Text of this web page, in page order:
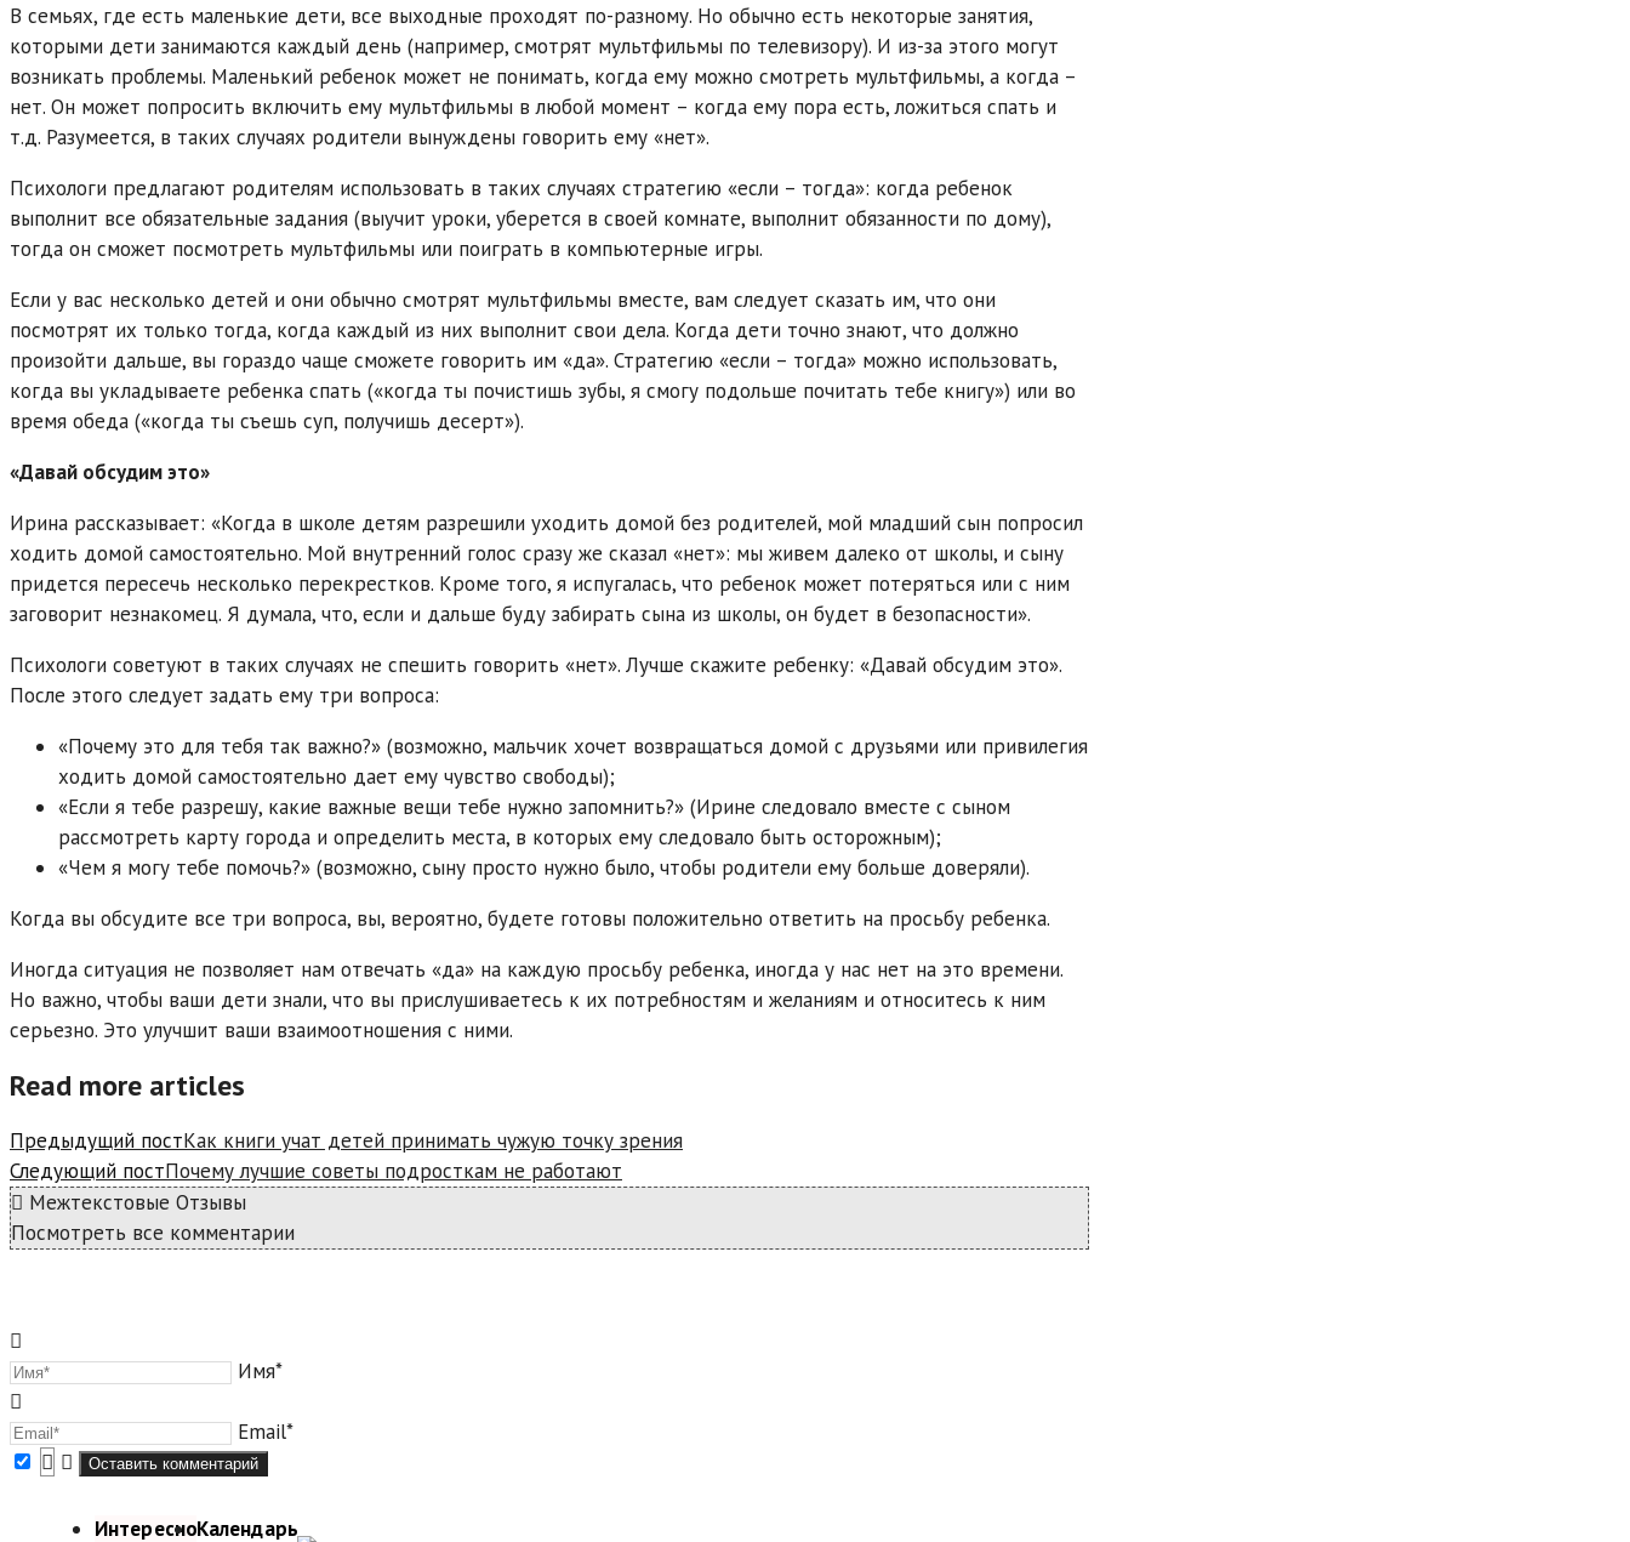
В семьях, где есть маленькие дети, все выходные проходят по-разному. Но обычно есть некоторые занятия,
которыми дети занимаются каждый день (например, смотрят мультфильмы по телевизору). И из-за этого могут
возникать проблемы. Маленький ребенок может не понимать, когда ему можно смотреть мультфильмы, а когда –
нет. Он может попросить включить ему мультфильмы в любой момент – когда ему пора есть, ложиться спать и
т.д. Разумеется, в таких случаях родители вынуждены говорить ему «нет».
Психологи предлагают родителям использовать в таких случаях стратегию «если – тогда»: когда ребенок
выполнит все обязательные задания (выучит уроки, уберется в своей комнате, выполнит обязанности по дому),
тогда он сможет посмотреть мультфильмы или поиграть в компьютерные игры.
Если у вас несколько детей и они обычно смотрят мультфильмы вместе, вам следует сказать им, что они
посмотрят их только тогда, когда каждый из них выполнит свои дела. Когда дети точно знают, что должно
произойти дальше, вы гораздо чаще сможете говорить им «да». Стратегию «если – тогда» можно использовать,
когда вы укладываете ребенка спать («когда ты почистишь зубы, я смогу подольше почитать тебе книгу») или во
время обеда («когда ты съешь суп, получишь десерт»).
«Давай обсудим это»
Ирина рассказывает: «Когда в школе детям разрешили уходить домой без родителей, мой младший сын попросил
ходить домой самостоятельно. Мой внутренний голос сразу же сказал «нет»: мы живем далеко от школы, и сыну
придется пересечь несколько перекрестков. Кроме того, я испугалась, что ребенок может потеряться или с ним
заговорит незнакомец. Я думала, что, если и дальше буду забирать сына из школы, он будет в безопасности».
Психологи советуют в таких случаях не спешить говорить «нет». Лучше скажите ребенку: «Давай обсудим это».
После этого следует задать ему три вопроса:
«Почему это для тебя так важно?» (возможно, мальчик хочет возвращаться домой с друзьями или привилегия
ходить домой самостоятельно дает ему чувство свободы);
«Если я тебе разрешу, какие важные вещи тебе нужно запомнить?» (Ирине следовало вместе с сыном
рассмотреть карту города и определить места, в которых ему следовало быть осторожным);
«Чем я могу тебе помочь?» (возможно, сыну просто нужно было, чтобы родители ему больше доверяли).
Когда вы обсудите все три вопроса, вы, вероятно, будете готовы положительно ответить на просьбу ребенка.
Иногда ситуация не позволяет нам отвечать «да» на каждую просьбу ребенка, иногда у нас нет на это времени.
Но важно, чтобы ваши дети знали, что вы прислушиваетесь к их потребностям и желаниям и относитесь к ним
серьезно. Это улучшит ваши взаимоотношения с ними.
Read more articles
Предыдущий постКак книги учат детей принимать чужую точку зрения
Следующий постПочему лучшие советы подросткам не работают
Межтекстовые Отзывы
Посмотреть все комментарии
Имя*
Email*
ИнтересноКалендарь